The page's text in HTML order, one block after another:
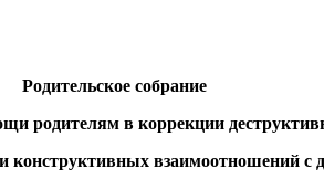
Родительское собрание
родителям в коррекции
конструктивных взаимоотношений с